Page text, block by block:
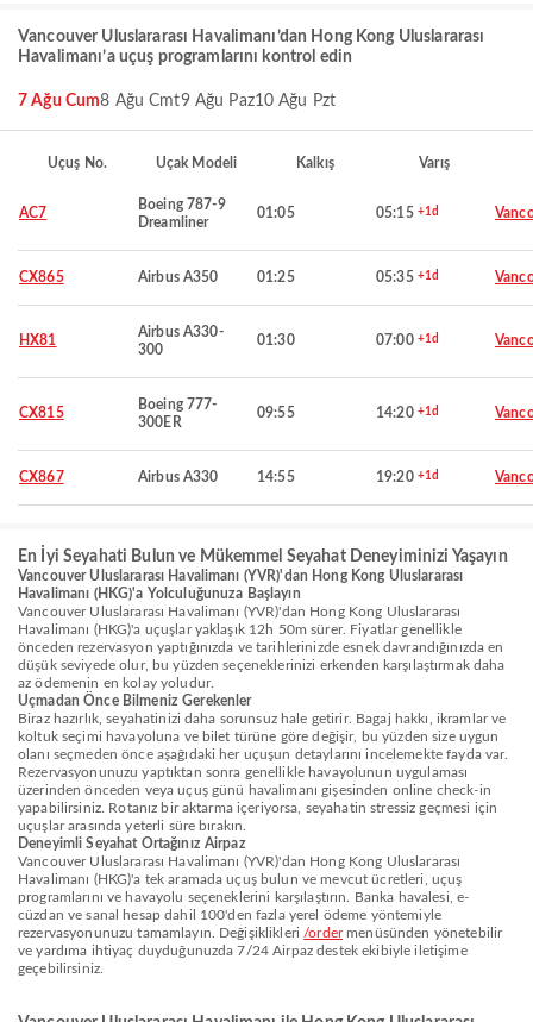
Vancouver Uluslararası Havalimanı’dan Hong Kong Uluslararası
Havalimanı’a uçuş programlarını kontrol edin
7 Ağu Cum8 Ağu Cmt9 Ağu Paz10 Ağu Pzt
Uçuş No. Uçak Modeli Kalkış Varış
AC7
Boeing 787-9
Dreamliner
01:05 05:15 +1d
CX865 Airbus A350 01:25 05:35 +1d
HX81
Airbus A330-
300
01:30 07:00 +1d
CX815
Boeing 777-
300ER
09:55 14:20 +1d
CX867 Airbus A330 14:55 19:20 +1d
En İyi Seyahati Bulun ve Mükemmel Seyahat Deneyiminizi Yaşayın
Vancouver Uluslararası Havalimanı (YVR)'dan Hong Kong Uluslararası
Havalimanı (HKG)'a Yolculuğunuza Başlayın
Vancouver Uluslararası Havalimanı (YVR)'dan Hong Kong Uluslararası
Havalimanı (HKG)'a uçuşlar yaklaşık 12h 50m sürer. Fiyatlar genellikle
önceden rezervasyon yaptığınızda ve tarihlerinizde esnek davrandığınızda en
düşük seviyede olur, bu yüzden seçeneklerinizi erkenden karşılaştırmak daha
az ödemenin en kolay yoludur.
Uçmadan Önce Bilmeniz Gerekenler
Biraz hazırlık, seyahatinizi daha sorunsuz hale getirir. Bagaj hakkı, ikramlar ve
koltuk seçimi havayoluna ve bilet türüne göre değişir, bu yüzden size uygun
olanı seçmeden önce aşağıdaki her uçuşun detaylarını incelemekte fayda var.
Rezervasyonunuzu yaptıktan sonra genellikle havayolunun uygulaması
üzerinden önceden veya uçuş günü havalimanı gişesinden online check-in
yapabilirsiniz. Rotanız bir aktarma içeriyorsa, seyahatin stressiz geçmesi için
uçuşlar arasında yeterli süre bırakın.
Deneyimli Seyahat Ortağınız Airpaz
Vancouver Uluslararası Havalimanı (YVR)'dan Hong Kong Uluslararası
Havalimanı (HKG)'a tek aramada uçuş bulun ve mevcut ücretleri, uçuş
programlarını ve havayolu seçeneklerini karşılaştırın. Banka havalesi, e-
cüzdan ve sanal hesap dahil 100'den fazla yerel ödeme yöntemiyle
rezervasyonunuzu tamamlayın. Değişiklikleri /ordermenüsünden yönetebilir
ve yardıma ihtiyaç duyduğunuzda 7/24 Airpaz destek ekibiyle iletişime
geçebilirsiniz.